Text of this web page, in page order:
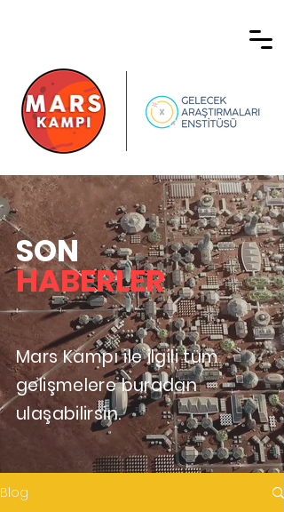
Blog
SON
HABERLER
Mars Kampı ile ilgili tüm
gelişmelere buradan
ulaşabilirsin.